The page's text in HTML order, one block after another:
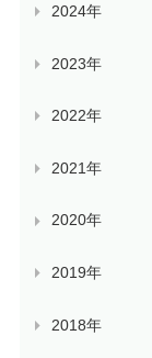
2024年
2023年
2022年
2021年
2020年
2019年
2018年